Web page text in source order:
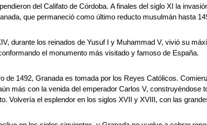
del Califato de Córdoba. A finales del siglo XI la
que permaneció como último reducto musulmán hasta
durante los reinados de Yusuf I y Muhammad V, vivió su
el monumento más visitado y famoso de España.
de 1492, Granada es tomada por los Reyes Católicos.
más con la venida del emperador Carlos V,
Volvería el esplendor en los siglos XVII y XVIII, con las